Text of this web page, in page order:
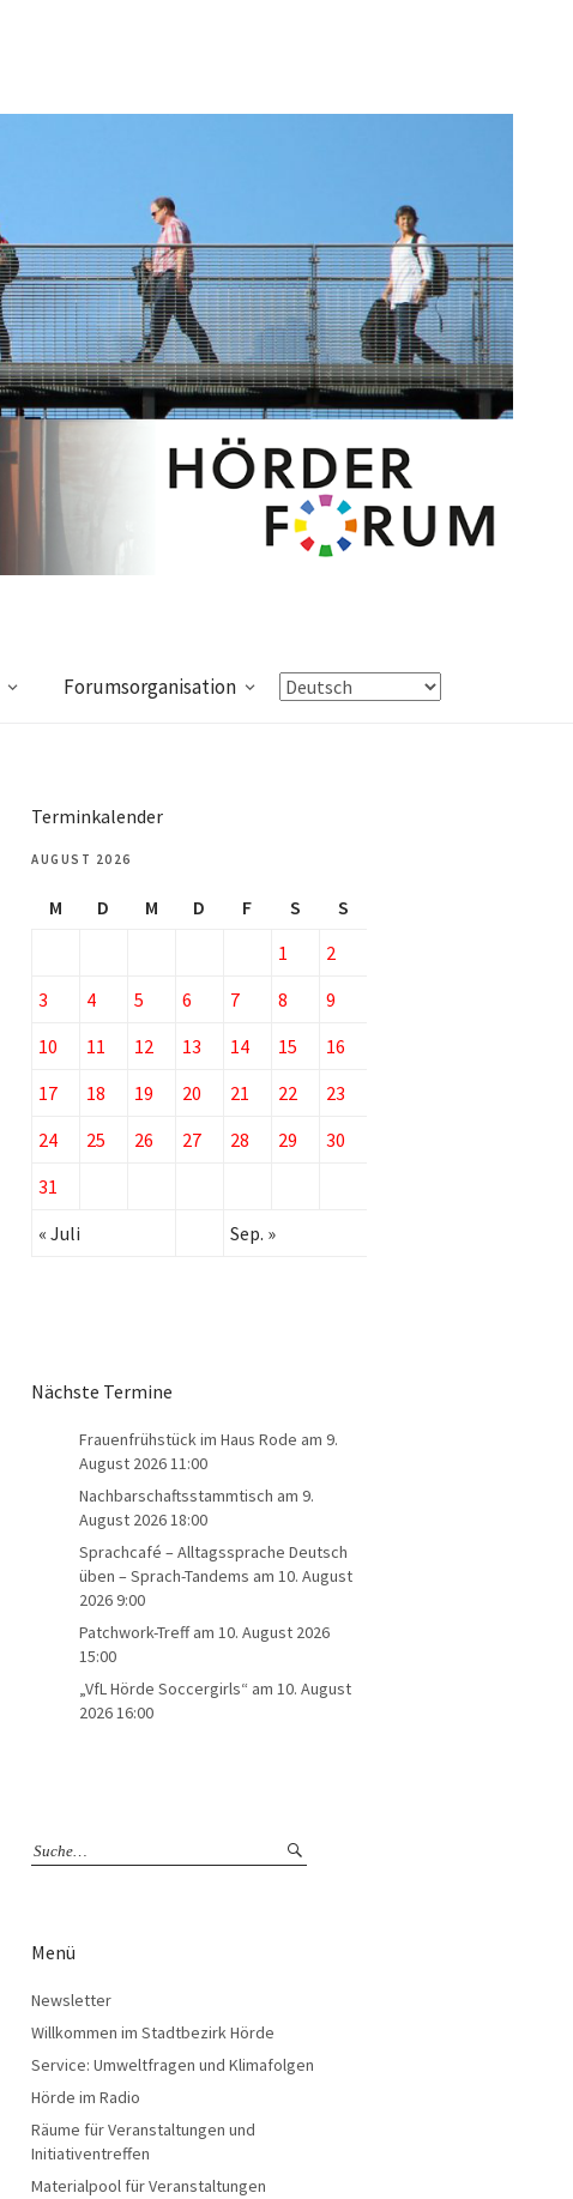
Forumsorganisation
Terminkalender
AUGUST 2026
M D M D F S
S
1
2
3
4 5 6 7 8
9
10
11 12 13 14 15
16
17
18 19 20 21 22
23
24
25 26 27 28 29
30
31
« Juli
Sep. »
Nächste Termine
Frauenfrühstück im Haus Rode am 9.
August 2026 11:00
Nachbarschaftsstammtisch am 9.
August 2026 18:00
Sprachcafé – Alltagssprache Deutsch
üben – Sprach-Tandems am 10. August
2026 9:00
Patchwork-Treffam 10. August 2026
15:00
„VfL Hörde Soccergirls“ am 10. August
2026 16:00
Menü
Newsletter
Willkommen im Stadtbezirk Hörde
Service: Umweltfragen und Klimafolgen
Hörde im Radio
Räume für Veranstaltungen und
Initiativentreffen
Materialpool für Veranstaltungen